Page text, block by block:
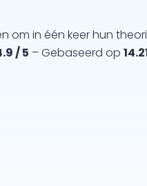
in één keer hun
/ 5 – Gebaseerd op